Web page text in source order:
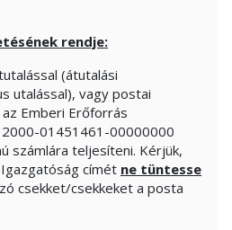
rendje:
(átutalási
utalással), vagy postai
Emberi Erőforrás
01451461-00000000
számlára teljesíteni. Kérjük,
címét ne tüntesse
csekket/csekkeket a posta